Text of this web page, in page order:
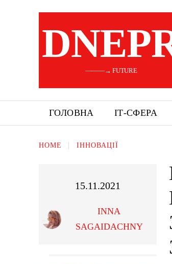
———→ FUTURE
ГОЛОВНА ІТ-СФЕРА
HOME ІННОВАЦІЇ
15.11.2021
INNA
SAGAIDACHNY